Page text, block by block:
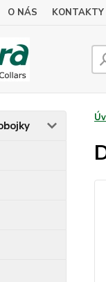
O NÁS KONTAKTY